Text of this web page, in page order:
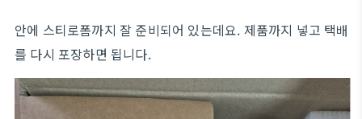
안에 스티로폼까지 잘 준비되어 있는데요. 제품까지 넣고 택배
를 다시 포장하면 됩니다.